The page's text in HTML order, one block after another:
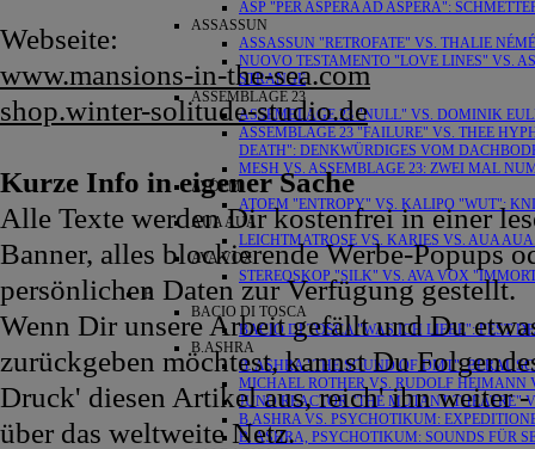
ASP "PER ASPERA AD ASPERA":
ASSASSUN
ASSASSUN "RETROFATE" VS. THALIE
NUOVO TESTAMENTO "LOVE LINES" VS.
STRANGE
ASSEMBLAGE 23
ASSEMBLAGE 23 "NULL" VS. DOMINIK
ASSEMBLAGE 23 "FAILURE" VS. THEE
DEATH": DENKWÜRDIGES VOM
MESH VS. ASSEMBLAGE 23: ZWEI MAL
ATOEM
ATOEM "ENTROPY" VS. KALIPO "WUT":
AUA AUA
LEICHTMATROSE VS. KARIES VS. AUA
AVA VOX
STEREOSKOP "SILK" VS. AVA VOX
B
BACIO DI TOSCA
BACIO DI TOSCA "WAS ICH LIEBE": FEST
B.ASHRA
B. ASHRA "THE SOUND OF DMT":
MICHAEL ROTHER VS. RUDOLF HEIMANN
JUNO REACTOR "THE MUTANT THEATRE"
B.ASHRA VS. PSYCHOTIKUM:
B. ASHRA, PSYCHOTIKUM: SOUNDS FÜR
Webseite:
www.mansions-in-the-sea.com
shop.winter-solitude-studio.de
Kurze Info in eigener Sache
Alle Texte werden Dir kostenfrei in einer
Banner, alles blockierende Werbe-Popups
persönlichen Daten zur Verfügung gestellt.
Wenn Dir unsere Arbeit gefällt und Du
zurückgeben möchtest, kannst Du
Druck' diesen Artikel aus, reich' ihn weiter
über das weltweite Netz.